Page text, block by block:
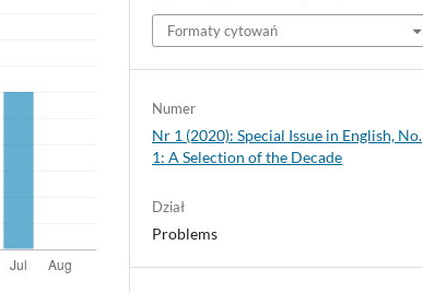
Formaty cytowań
Numer
Nr 1 (2020): Special Issue in English, No.
1: A Selection of the Decade
Dział
Problems